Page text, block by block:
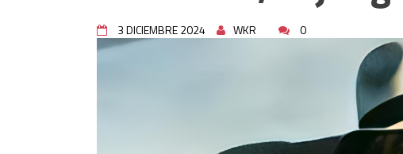
En el Salón del Rey de la Montaña
Consejos para crucigramas portables
3 DICIEMBRE 2024 WKR 0